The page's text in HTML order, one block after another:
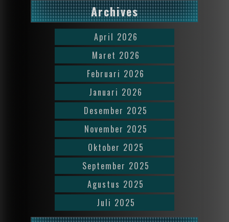
Archives
April 2026
Maret 2026
Februari 2026
Januari 2026
Desember 2025
November 2025
Oktober 2025
September 2025
Agustus 2025
Juli 2025